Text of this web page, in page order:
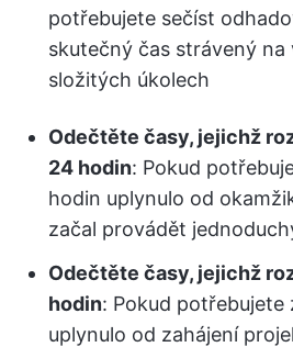
potřebujete sečíst
skutečný čas strávený na
složitých úkolech
Odečtěte časy, jejichž
24 hodin: Pokud
hodin uplynulo od
začal provádět
Odečtěte časy, jejichž
hodin: Pokud
uplynulo od zahájení